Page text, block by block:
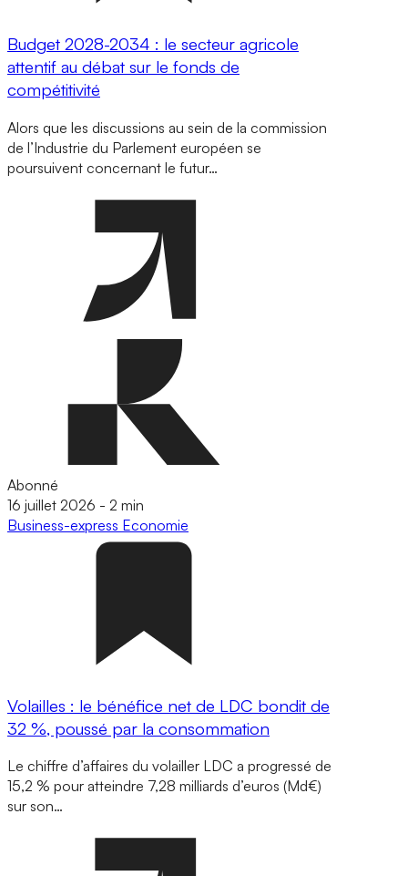
Budget 2028-2034 : le secteur agricole
attentif au débat sur le fonds de
compétitivité
Alors que les discussions au sein de la commission
de l’Industrie du Parlement européen se
poursuivent concernant le futur…
Abonné
16 juillet 2026 - 2 min
Business-express Economie
Volailles : le bénéfice net de LDC bondit de
32 %, poussé par la consommation
Le chiffre d’affaires du volailler LDC a progressé de
15,2 % pour atteindre 7,28 milliards d’euros (Md€)
sur son…